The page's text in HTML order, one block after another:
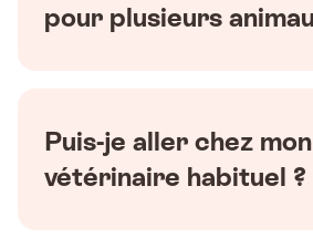
pour plusieurs
Puis-je aller chez mon
vétérinaire habituel ?